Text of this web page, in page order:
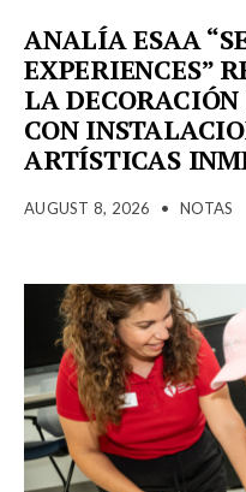
ANALÍA ESAA
EXPERIENCES”
LA
CON
ARTÍSTICAS
AUGUST 8, 2026 • NOTAS